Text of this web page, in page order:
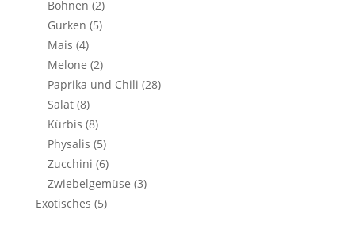
Bohnen (2)
Gurken (5)
Mais (4)
Melone (2)
Paprika und Chili (28)
Salat (8)
Kürbis (8)
Physalis (5)
Zucchini (6)
Zwiebelgemüse (3)
Exotisches (5)